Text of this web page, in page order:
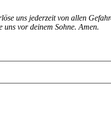
uns jederzeit von allen
vor deinem Sohne. Amen.